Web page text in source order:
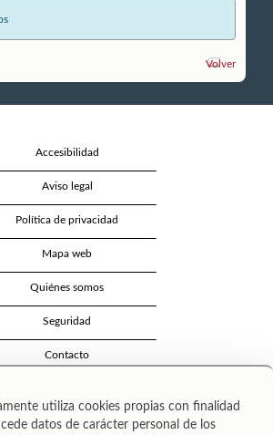
Volver
Accesibilidad
Aviso legal
Política de privacidad
Mapa web
Quiénes somos
Seguridad
Contacto
utiliza cookies propias con finalidad
datos de carácter personal de los